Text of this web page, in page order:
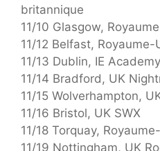
britannique
11/10 Glasgow,
11/12 Belfast, Royaume-
11/13 Dublin, IE Academy
11/14 Bradford, UK
11/15 Wolverhampton,
11/16 Bristol, UK SWX
11/18 Torquay,
11/19 Nottingham, UK